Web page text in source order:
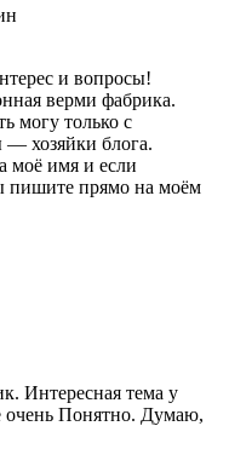
и вопросы!
верми фабрика.
могу только с
хозяйки блога.
моё имя и если
пишите прямо на моём
Интересная тема у
Понятно. Думаю,